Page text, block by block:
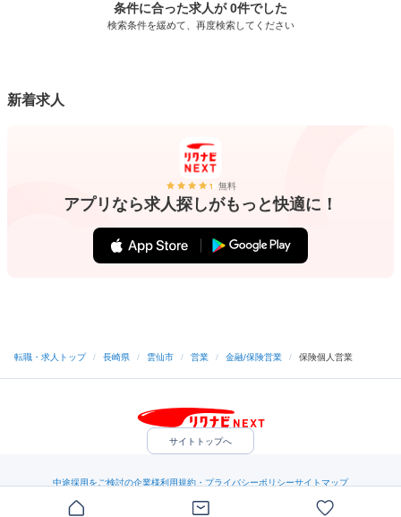
条件に合った求人が 0件でした
検索条件を緩めて、再度検索してください
新着求人
無料
アプリなら求人探しがもっと快適に！
転職・求人トップ / 長崎県 / 雲仙市 / 営業 / 金融/保険営業 / 保険個人営業
サイトトップへ
中途採用をご検討の企業様利用規約・プライバシーポリシーサイトマップ
（C）Indeed Inc.